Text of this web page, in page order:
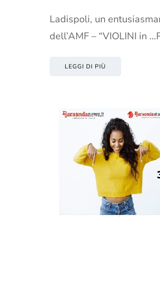
Ladispoli, un
dell’AMF – “VIOLINI in
LEGGI DI PIÙ